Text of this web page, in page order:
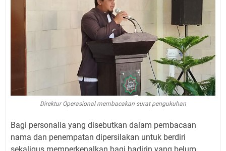
Direktur Operasional membacakan surat pengukuhan
Bagi personalia yang disebutkan dalam pembacaan
nama dan penempatan dipersilakan untuk berdiri